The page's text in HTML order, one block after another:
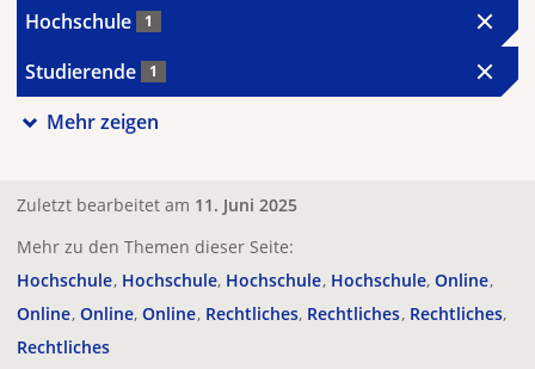
Hochschule 1
Studierende 1
Mehr zeigen
Zuletzt bearbeitet am 11. Juni 2025
Mehr zu den Themen dieser Seite:
Hochschule Hochschule Hochschule Hochschule Online
Online Online Online Rechtliches Rechtliches Rechtliches
Rechtliches